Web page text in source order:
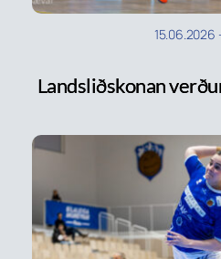
15.06.2026
Landsliðskonan